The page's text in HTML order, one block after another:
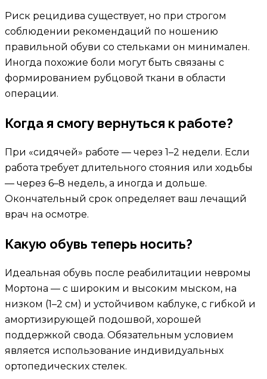
Риск рецидива существует, но при строгом
соблюдении рекомендаций по ношению
правильной обуви со стельками он минимален.
Иногда похожие боли могут быть связаны с
формированием рубцовой ткани в области
операции.
Когда я смогу вернуться к работе?
При «сидячей» работе — через 1–2 недели. Если
работа требует длительного стояния или ходьбы
— через 6–8 недель, а иногда и дольше.
Окончательный срок определяет ваш лечащий
врач на осмотре.
Какую обувь теперь носить?
Идеальная обувь после реабилитации невромы
Мортона — с широким и высоким мыском, на
низком (1–2 см) и устойчивом каблуке, с гибкой и
амортизирующей подошвой, хорошей
поддержкой свода. Обязательным условием
является использование индивидуальных
ортопедических стелек.